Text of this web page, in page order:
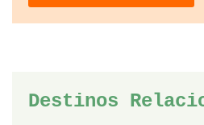
Destinos